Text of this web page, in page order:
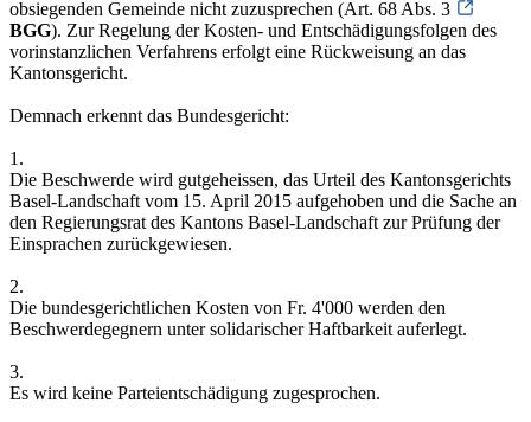
obsiegenden Gemeinde nicht zuzusprechen (Art. 68 Abs. 3
BGG). Zur Regelung der Kosten- und Entschädigungsfolgen des
vorinstanzlichen Verfahrens erfolgt eine Rückweisung an das
Kantonsgericht.
Demnach erkennt das Bundesgericht:
1.
Die Beschwerde wird gutgeheissen, das Urteil des Kantonsgerichts
Basel-Landschaft vom 15. April 2015 aufgehoben und die Sache an
den Regierungsrat des Kantons Basel-Landschaft zur Prüfung der
Einsprachen zurückgewiesen.
2.
Die bundesgerichtlichen Kosten von Fr. 4'000 werden den
Beschwerdegegnern unter solidarischer Haftbarkeit auferlegt.
3.
Es wird keine Parteientschädigung zugesprochen.